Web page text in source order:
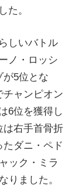
た。
しいバトル
ノ・ロッシ
が5位とな
チャンピオン
6位を獲得し
は右手首骨折
ダニ・ペド
ック・ミラ
りました。